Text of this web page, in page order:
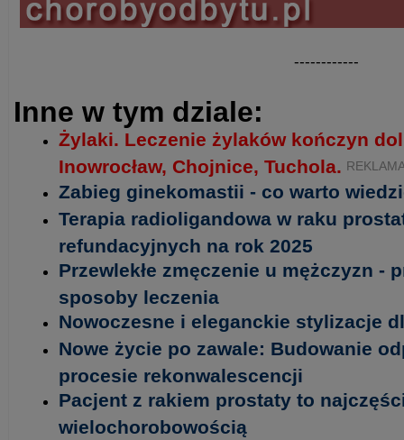
------------
Inne w tym dziale:
Żylaki. Leczenie żylaków kończyn
Inowrocław, Chojnice, Tuchola.
Zabieg ginekomastii - co warto
Terapia radioligandowa w raku
refundacyjnych na rok 2025
Przewlekłe zmęczenie u mężczyzn -
sposoby leczenia
Nowoczesne i eleganckie stylizacje
Nowe życie po zawale: Budowanie
procesie rekonwalescencji
Pacjent z rakiem prostaty to
wielochorobowością